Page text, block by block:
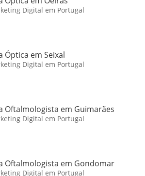
Digital em Portugal
Óptica em Seixal
Digital em Portugal
Oftalmologista em Guimarães
Digital em Portugal
Oftalmologista em Gondomar
Digital em Portugal